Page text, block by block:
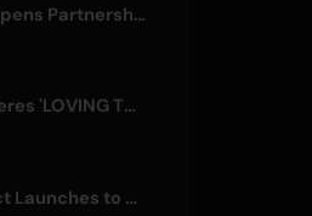
Kizuna AI Deepens Partnership with Asobisystem Ahead of 10th Anniversary World Tour
EMNW Premieres 'LOVING TO GET US BY' Music Video on August 7
Synxro Project Launches to Create New IP from Fictional Anime Openings